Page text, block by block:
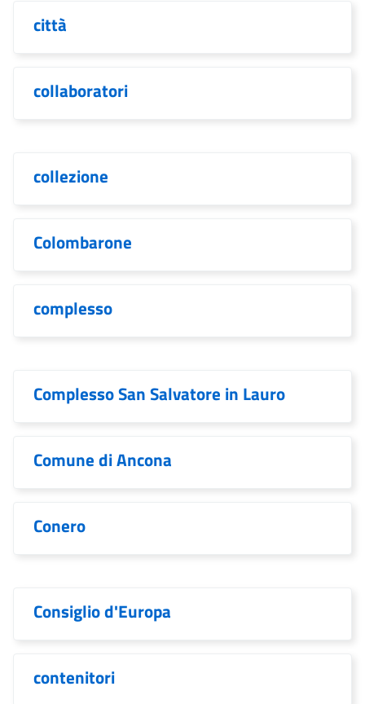
città
collaboratori
collezione
Colombarone
complesso
Complesso San Salvatore in Lauro
Comune di Ancona
Conero
Consiglio d'Europa
contenitori